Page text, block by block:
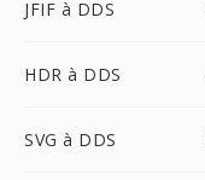
JFIF à DDS
HDR à DDS
SVG à DDS